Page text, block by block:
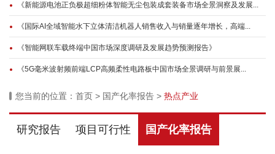
《新能源电池正负极超细粉体智能无尘包装成套装备市场全景洞察及发展...
《国际AI全域智能水下立体清洁机器人销售收入与销量逐年增长，高端...
《智能网联车载终端中国市场深度调研及发展趋势预测报告》
《5G毫米波射频前端LCP高频柔性电路板中国市场全景调研与前景展...
您当前的位置： 首页 > 国产化率报告 > 热点产业
研究报告 项目可行性 国产化率报告